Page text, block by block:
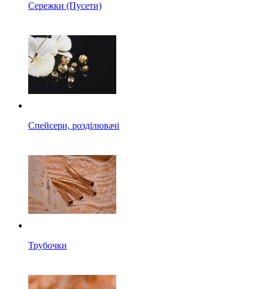
Сережки (Пусети)
Спейсери, розділювачі
Трубочки